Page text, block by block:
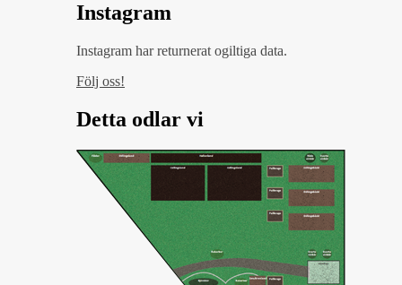
Instagram
Instagram har returnerat ogiltiga data.
Följ oss!
Detta odlar vi